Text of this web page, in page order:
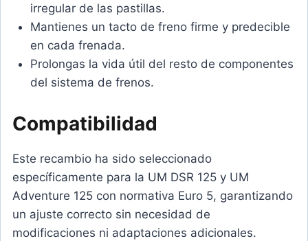
irregular de las pastillas.
Mantienes un tacto de freno firme y predecible
en cada frenada.
Prolongas la vida útil del resto de componentes
del sistema de frenos.
Compatibilidad
Este recambio ha sido seleccionado
específicamente para la UM DSR 125 y UM
Adventure 125 con normativa Euro 5, garantizando
un ajuste correcto sin necesidad de
modificaciones ni adaptaciones adicionales.